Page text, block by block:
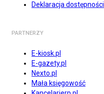
Deklaracja dostępności
PARTNERZY
E-kiosk.pl
E-gazety.pl
Nexto.pl
Mała księgowość